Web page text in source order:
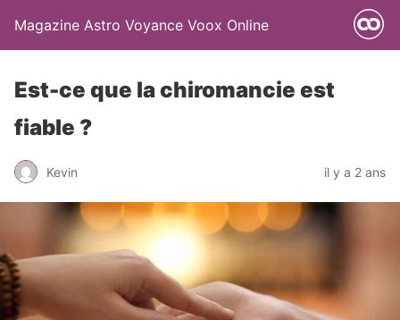
Magazine Astro Voyance Voox Online
Est-ce que la chiromancie est
fiable ?
Kevin il y a 2 ans